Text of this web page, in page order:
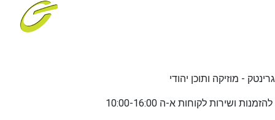
גרינטק - מוזיקה ותוכן יהודי
להזמנות ו